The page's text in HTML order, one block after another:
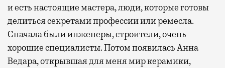
и есть настоящие мастера, люди, которые готовы
делиться секретами профессии или ремесла.
Сначала были инженеры, строители, очень
хорошие специалисты. Потом появилась Анна
Ведара, открывшая для меня мир керамики,